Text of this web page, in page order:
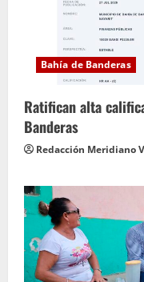
Bahía de Banderas
Ratifican alta
Banderas
Redacción Meridiano